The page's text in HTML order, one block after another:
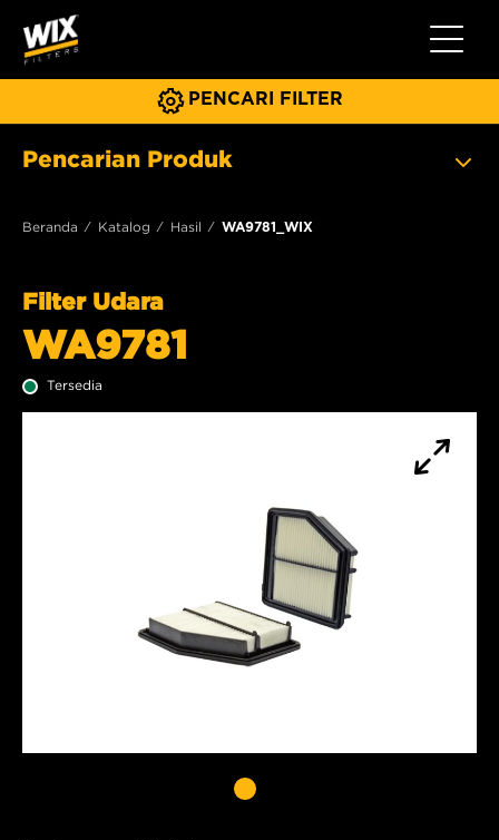
Beralih
PENCARI FILTER
Pencarian Produk
Beranda Katalog Hasil WA9781_WIX
Filter Udara
WA9781
Tersedia